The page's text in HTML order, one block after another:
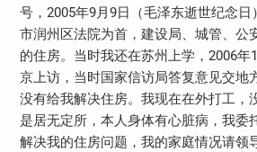
号，2005年9月9日（毛泽东逝世纪念
市润州区法院为首，建设局、城管、公
的住房。当时我还在苏州上学，2006年
京上访，当时国家信访局答复意见交地
没有给我解决住房。我现在在外打工，
是居无定所，本人身体有心脏病，我委
解决我的住房问题，我的家庭情况请领